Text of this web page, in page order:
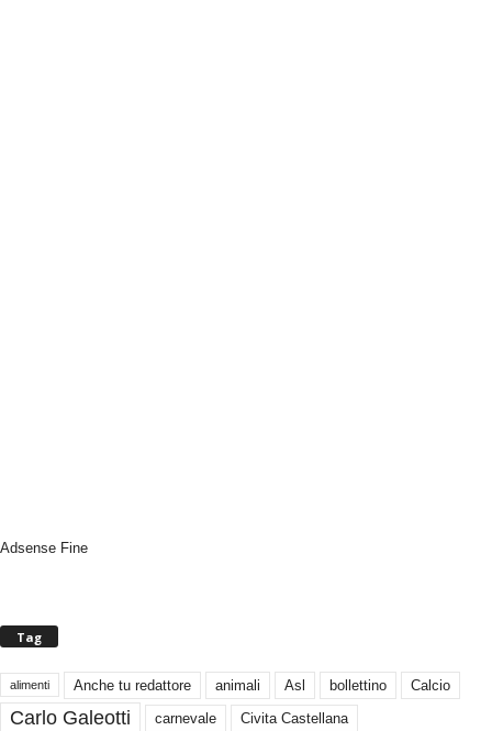
Adsense Fine
Tag
alimenti Anche tu redattore animali Asl bollettino Calcio
Carlo Galeotti carnevale Civita Castellana